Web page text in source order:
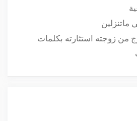
ماتنزلين
زوجته استثارته بكلمات